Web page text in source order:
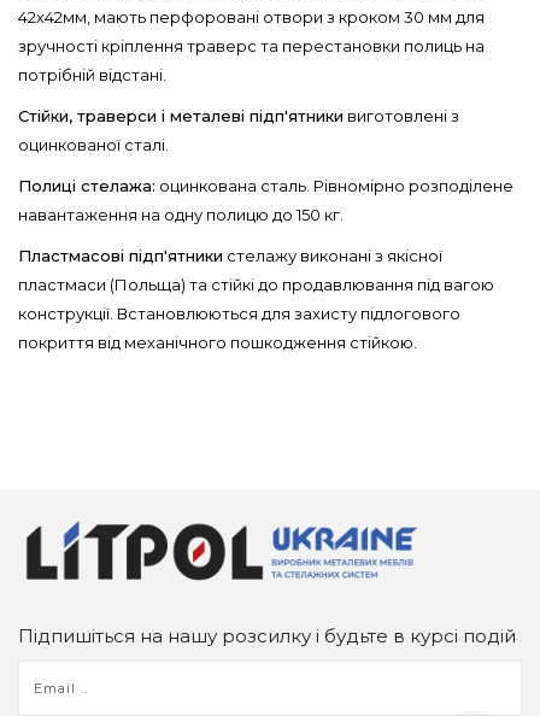
42х42мм, мають перфоровані отвори з кроком 30 мм для
зручності кріплення траверс та перестановки полиць на
потрібній відстані.
Стійки, траверси і металеві підп'ятники виготовлені з
оцинкованої сталі.
Полиці стелажа: оцинкована сталь. Рівномірно розподілене
навантаження на одну полицю до 150 кг.
Пластмасові підп'ятники стелажу виконані з якісної
пластмаси (Польща) та стійкі до продавлювання під вагою
конструкції. Встановлюються для захисту підлогового
покриття від механічного пошкодження стійкою.
Підпишіться на нашу розсилку і будьте в курсі подій